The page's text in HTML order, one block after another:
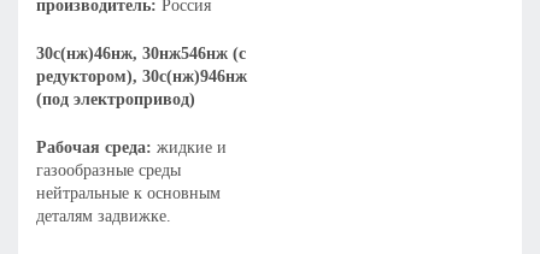
производитель: Россия
30с(нж)46нж, 30нж546нж (с
редуктором), 30с(нж)946нж
(под электропривод)
Рабочая среда: жидкие и
газообразные среды
нейтральные к основным
деталям задвижке.